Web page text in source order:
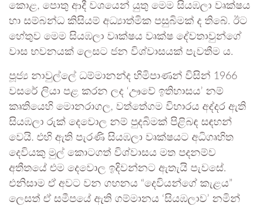
කොළ, පොතු ආදී වශයෙන් යුතු මෙම සියඹලා වෘක්ෂය
හා සම්බන්ධ කිසියම් අධ්‍යාත්මික පසුබිමක් ද තිබේ. ඊට
හේතුව මෙම සියඹලා වෘක්ෂය වෘක්ෂ දේවතාවුන්ගේ
වාස භවනයක් ලෙසට ජන විශ්වාසයක් පැවතීම ය.
පූජ්‍ය නාවුල්ලේ ධම්මානන්ද හිමිපාණන් විසින් 1966
වසරේ ලියා පළ කරන ලද ‘ඌවේ ඉතිහාසය’ නම්
කෘතියෙහි මොනරාගල, වත්තේගම විහාරය අද්දර ඇති
සියඹලා රුක් දෙවොල නම් පුදබිමක් පිළිබඳ සඳහන්
වෙයි. එහි ඇති පැරණි සියඹලා වෘක්ෂයට අධිගෘහිත
දෙවියකු මුල් කොටගත් විශ්වාසය මත පදනම්ව
අතීතයේ එම දෙවොල ඉදිවන්නට ඇතැයි පැවසේ.
එනිසාම ඒ අවට වන ගහනය “දෙවියන්ගේ කැළය”
ලෙසත් ඒ සමීපයේ ඇති ගම්මානය ‘සියඹලාව’ නමින්